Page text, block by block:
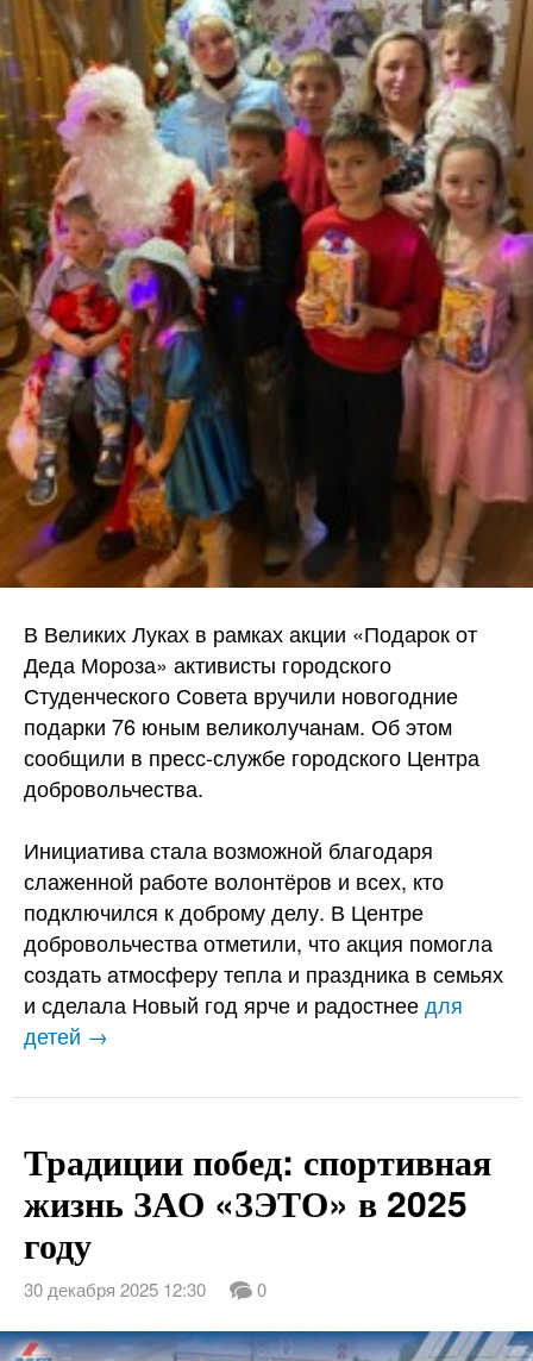
В Великих Луках в рамках акции «Подарок от
Деда Мороза» активисты городского
Студенческого Совета вручили новогодние
подарки 76 юным великолучанам. Об этом
сообщили в пресс-службе городского Центра
добровольчества.
Инициатива стала возможной благодаря
слаженной работе волонтёров и всех, кто
подключился к доброму делу. В Центре
добровольчества отметили, что акция помогла
создать атмосферу тепла и праздника в семьях
и сделала Новый год ярче и радостнеедля
детей →
Традиции побед: спортивная
жизнь ЗАО «ЗЭТО» в 2025
году
30 декабря 2025 12:30 0